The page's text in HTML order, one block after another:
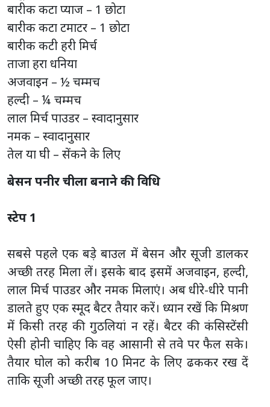
बारीक कटा प्याज – 1 छोटा
बारीक कटा टमाटर – 1 छोटा
बारीक कटी हरी मिर्च
ताजा हरा धनिया
अजवाइन – ½ चम्मच
हल्दी – ¼ चम्मच
लाल मिर्च पाउडर – स्वादानुसार
नमक – स्वादानुसार
तेल या घी – सेंकने के लिए
बेसन पनीर चीला बनाने की विधि
स्टेप 1
सबसे पहले एक बड़े बाउल में बेसन और सूजी डालकर
अच्छी तरह मिला लें। इसके बाद इसमें अजवाइन, हल्दी,
लाल मिर्च पाउडर और नमक मिलाएं। अब धीरे-धीरे पानी
डालते हुए एक स्मूद बैटर तैयार करें। ध्यान रखें कि मिश्रण
में किसी तरह की गुठलियां न रहें। बैटर की कंसिस्टेंसी
ऐसी होनी चाहिए कि वह आसानी से तवे पर फैल सके।
तैयार घोल को करीब 10 मिनट के लिए ढककर रख दें
ताकि सूजी अच्छी तरह फूल जाए।